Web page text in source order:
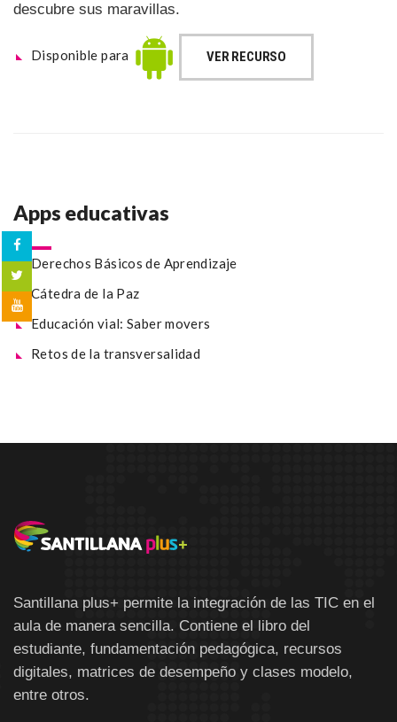
descubre sus maravillas.
Disponible para VER RECURSO
Apps educativas
Derechos Básicos de Aprendizaje
Cátedra de la Paz
Educación vial: Saber movers
Retos de la transversalidad
Santillana plus+ permite la integración de las TIC en el
aula de manera sencilla. Contiene el libro del
estudiante, fundamentación pedagógica, recursos
digitales, matrices de desempeño y clases modelo,
entre otros.